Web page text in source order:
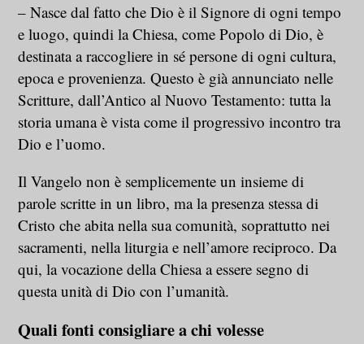
– Nasce dal fatto che Dio è il Signore di ogni tempo
e luogo, quindi la Chiesa, come Popolo di Dio, è
destinata a raccogliere in sé persone di ogni cultura,
epoca e provenienza. Questo è già annunciato nelle
Scritture, dall’Antico al Nuovo Testamento: tutta la
storia umana è vista come il progressivo incontro tra
Dio e l’uomo.
Il Vangelo non è semplicemente un insieme di
parole scritte in un libro, ma la presenza stessa di
Cristo che abita nella sua comunità, soprattutto nei
sacramenti, nella liturgia e nell’amore reciproco. Da
qui, la vocazione della Chiesa a essere segno di
questa unità di Dio con l’umanità.
Quali fonti consigliare a chi volesse